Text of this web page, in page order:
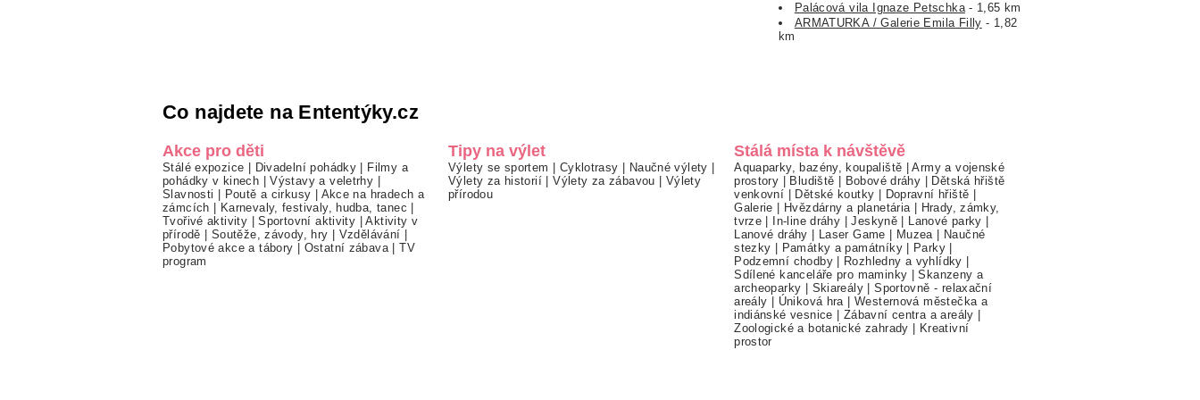
Palácová vila Ignaze Petschka- 1,65 km
ARMATURKA / Galerie Emila Filly - 1,82
km
Co najdete na Ententýky.cz
Akce pro děti
Stálé expozice | Divadelní pohádky | Filmy a
pohádky v kinech |Výstavy a veletrhy |
Slavnosti | Poutě a cirkusy | Akce na hradech a
zámcích | Karnevaly, festivaly, hudba, tanec |
Tvořivé aktivity |Sportovní aktivity |Aktivity v
přírodě | Soutěže, závody, hry | Vzdělávání |
Pobytové akce a tábory | Ostatní zábava |TV
program
Tipy na výlet
Výlety se sportem | Cyklotrasy | Naučné výlety |
Výlety za historií |Výlety za zábavou | Výlety
přírodou
Stálá místa k návštěvě
Aquaparky, bazény, koupaliště |Army a vojenské
prostory | Bludiště | Bobové dráhy | Dětská hřiště
venkovní | Dětské koutky | Dopravní hřiště |
Galerie | Hvězdárny a planetária | Hrady, zámky,
tvrze | In-line dráhy |Jeskyně | Lanové parky |
Lanové dráhy | Laser Game | Muzea | Naučné
stezky | Památky a památníky| Parky |
Podzemní chodby| Rozhledny a vyhlídky |
Sdílené kanceláře pro maminky |Skanzeny a
archeoparky | Skiareály |Sportovně - relaxační
areály | Úniková hra |Westernová městečka a
indiánské vesnice | Zábavní centra a areály |
Zoologické a botanické zahrady | Kreativní
prostor